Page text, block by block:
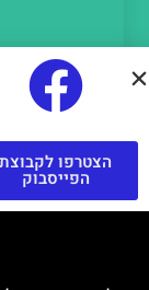
הצטרפו לקבוצת
הפייסבוק